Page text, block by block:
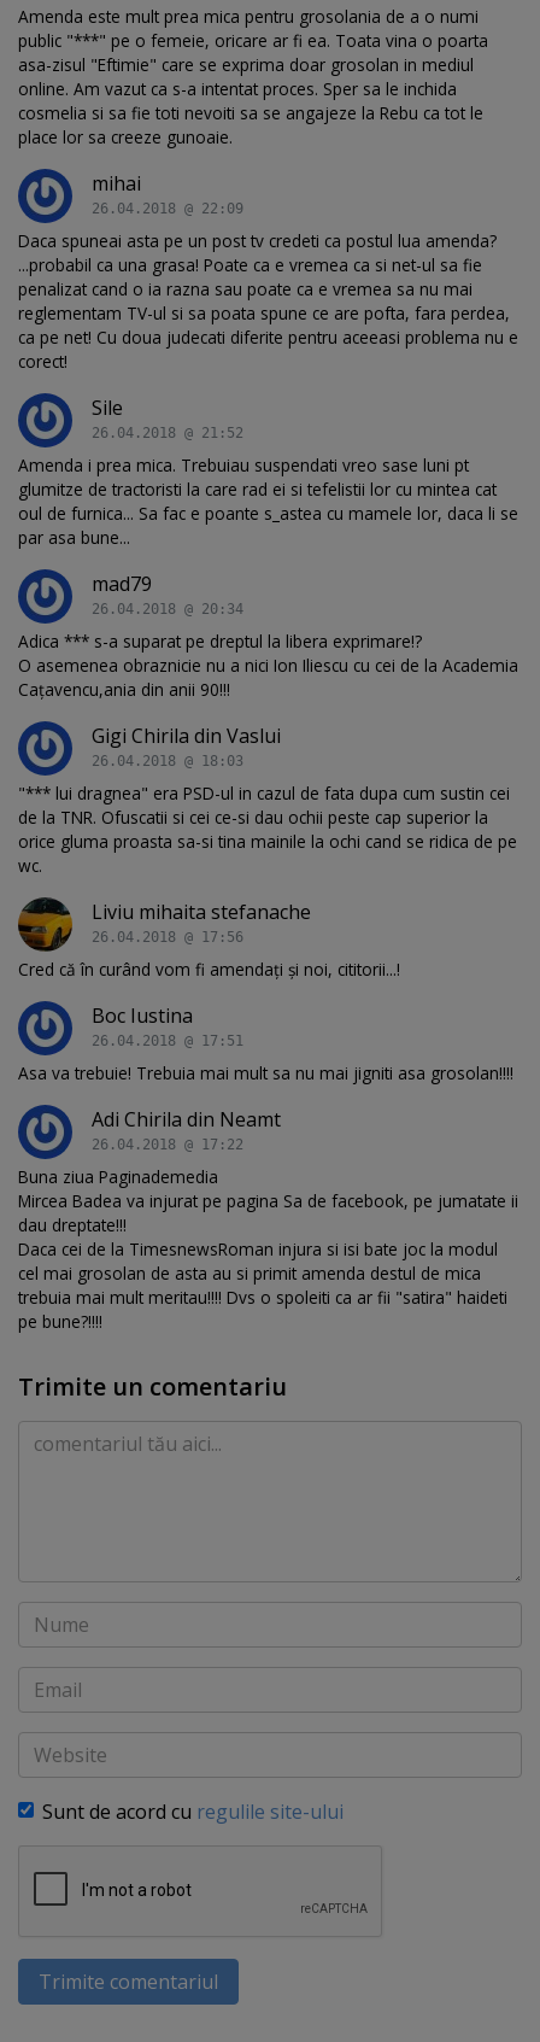
Amenda este mult prea mica pentru grosolania de a o numi
public "***" pe o femeie, oricare ar fi ea. Toata vina o poarta
asa-zisul "Eftimie" care se exprima doar grosolan in mediul
online. Am vazut ca s-a intentat proces. Sper sa le inchida
cosmelia si sa fie toti nevoiti sa se angajeze la Rebu ca tot le
place lor sa creeze gunoaie.
mihai
26.04.2018 @ 22:09
Daca spuneai asta pe un post tv credeti ca postul lua amenda?
...probabil ca una grasa! Poate ca e vremea ca si net-ul sa fie
penalizat cand o ia razna sau poate ca e vremea sa nu mai
reglementam TV-ul si sa poata spune ce are pofta, fara perdea,
ca pe net! Cu doua judecati diferite pentru aceeasi problema nu e
corect!
Sile
26.04.2018 @ 21:52
Amenda i prea mica. Trebuiau suspendati vreo sase luni pt
glumitze de tractoristi la care rad ei si tefelistii lor cu mintea cat
oul de furnica... Sa fac e poante s_astea cu mamele lor, daca li se
par asa bune...
mad79
26.04.2018 @ 20:34
Adica *** s-a suparat pe dreptul la libera exprimare!?
O asemenea obraznicie nu a nici Ion Iliescu cu cei de la Academia
Cațavencu,ania din anii 90!!!
Gigi Chirila din Vaslui
26.04.2018 @ 18:03
"*** lui dragnea" era PSD-ul in cazul de fata dupa cum sustin cei
de la TNR. Ofuscatii si cei ce-si dau ochii peste cap superior la
orice gluma proasta sa-si tina mainile la ochi cand se ridica de pe
wc.
Liviu mihaita stefanache
26.04.2018 @ 17:56
Cred că în curând vom fi amendați și noi, cititorii...!
Boc Iustina
26.04.2018 @ 17:51
Asa va trebuie! Trebuia mai mult sa nu mai jigniti asa grosolan!!!!
Adi Chirila din Neamt
26.04.2018 @ 17:22
Buna ziua Paginademedia
Mircea Badea va injurat pe pagina Sa de facebook, pe jumatate ii
dau dreptate!!!
Daca cei de la TimesnewsRoman injura si isi bate joc la modul
cel mai grosolan de asta au si primit amenda destul de mica
trebuia mai mult meritau!!!! Dvs o spoleiti ca ar fii "satira" haideti
pe bune?!!!!
Trimite un comentariu
Comentariu
Nume
Email
Website
Sunt de acord cu regulile site-ului
Trimite comentariul